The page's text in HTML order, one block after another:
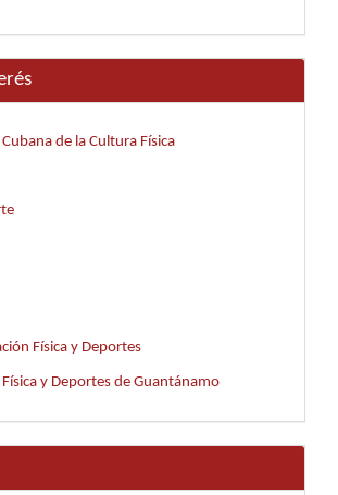
de la Cultura Física
Física y Deportes
y Deportes de Guantánamo